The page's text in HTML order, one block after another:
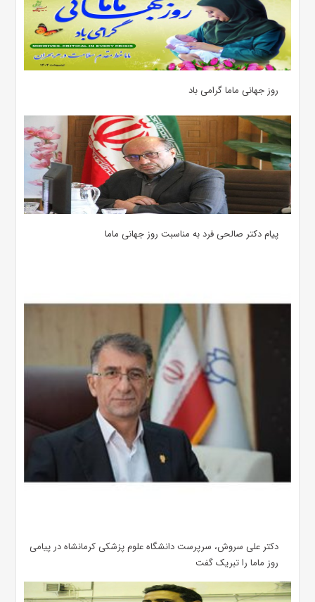
روز جهانی ماما گرامی باد
پیام دکتر صالحی فرد به مناسبت روز جهانی ماما
دکتر علی سروش، سرپرست دانشگاه علوم پزشکی کرمانشاه در پیامی
روز ماما را تبریک گفت